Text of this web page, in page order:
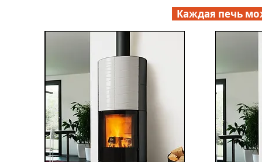
Каждая печь